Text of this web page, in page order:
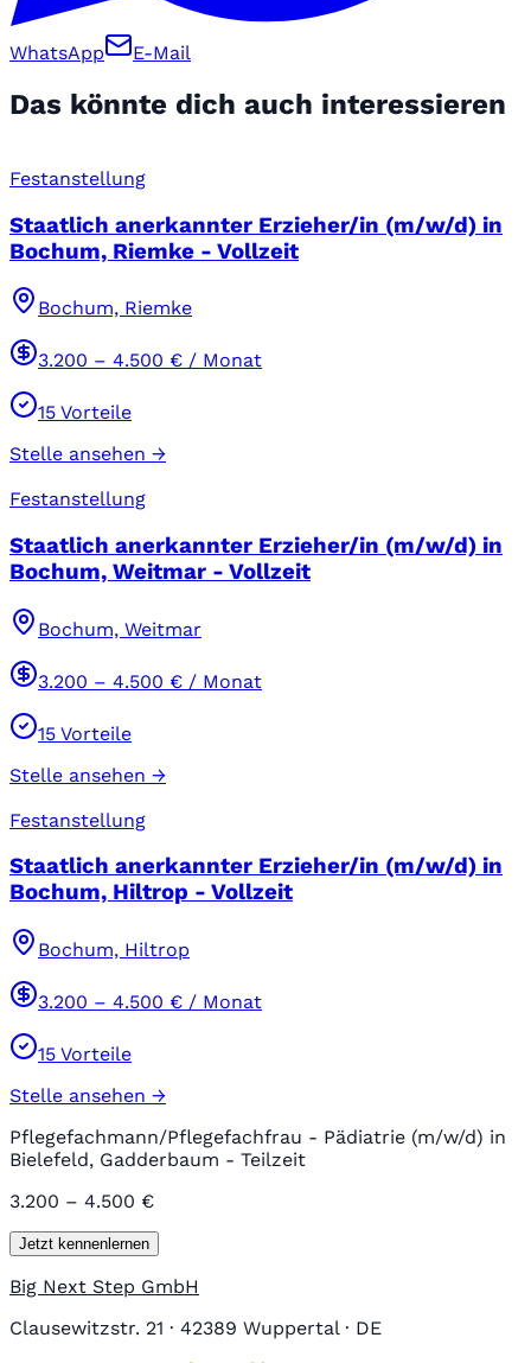
WhatsApp E-Mail
Das könnte dich auch interessieren
Festanstellung
Staatlich anerkannter Erzieher/in (m/w/d) in
Bochum, Riemke - Vollzeit
Bochum, Riemke
3.200 – 4.500 € / Monat
15 Vorteile
Stelle ansehen →
Festanstellung
Staatlich anerkannter Erzieher/in (m/w/d) in
Bochum, Weitmar - Vollzeit
Bochum, Weitmar
3.200 – 4.500 € / Monat
15 Vorteile
Stelle ansehen →
Festanstellung
Staatlich anerkannter Erzieher/in (m/w/d) in
Bochum, Hiltrop - Vollzeit
Bochum, Hiltrop
3.200 – 4.500 € / Monat
15 Vorteile
Stelle ansehen →
Pflegefachmann/Pflegefachfrau - Pädiatrie (m/w/d) in
Bielefeld, Gadderbaum - Teilzeit
3.200 – 4.500 €
Jetzt kennenlernen
Big Next Step GmbH
Clausewitzstr. 21 · 42389 Wuppertal · DE